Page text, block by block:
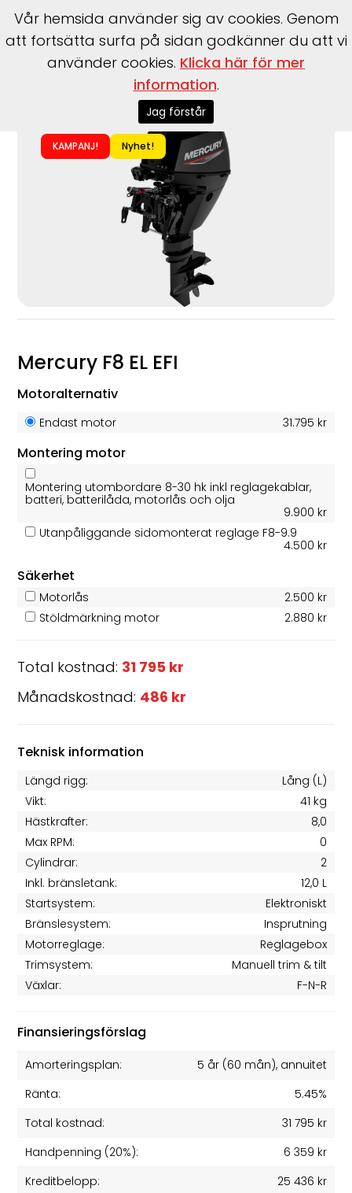
Utombordare>Mercury
KAMPANJ! Nyhet!
Mercury F8 EL EFI
Motoralternativ
Endast motor 31.795 kr
Montering motor
Montering utombordare 8-30 hk inkl reglagekablar,
batteri, batterilåda, motorlås och olja
9.900 kr
Utanpåliggande sidomonterat reglage F8-9.9
4.500 kr
Säkerhet
Motorlås
2.500 kr
Stöldmärkning motor
2.880 kr
Total kostnad: 31 795 kr
Månadskostnad: 486 kr
Teknisk information
Längd rigg:
Lång (L)
Vikt:
41 kg
Hästkrafter:
8,0
Max RPM:
0
Cylindrar:
2
Inkl. bränsletank:
12,0 L
Startsystem:
Elektroniskt
Bränslesystem:
Insprutning
Motorreglage:
Reglagebox
Trimsystem:
Manuell trim & tilt
Växlar:
F-N-R
Finansieringsförslag
Amorteringsplan: 5 år(60 mån), annuitet
Ränta:
5.45%
Total kostnad:
31 795 kr
Handpenning (20%):
6 359 kr
Kreditbelopp:
25 436 kr
Vår hemsida använder sig av cookies. Genom
att fortsätta surfa på sidan godkänner du att vi
använder cookies. Klicka här för mer
information.
Jag förstår